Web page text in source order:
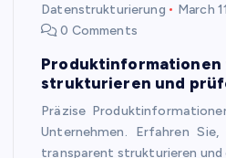
Datenstrukturierung
March
0 Comments
strukturieren und
Präzise
Unternehmen. Erfahren
transparent strukturieren